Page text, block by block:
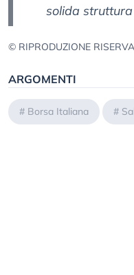
solida
© RIPRODUZIONE
ARGOMENTI
# Borsa Italiana #